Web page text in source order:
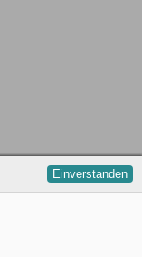
Einverstanden